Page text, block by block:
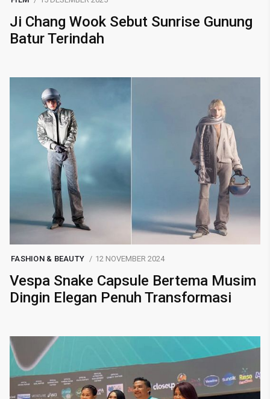
Ji Chang Wook Sebut Sunrise Gunung
Batur Terindah
FASHION & BEAUTY 12 NOVEMBER 2024
Vespa Snake Capsule Bertema Musim
Dingin Elegan Penuh Transformasi